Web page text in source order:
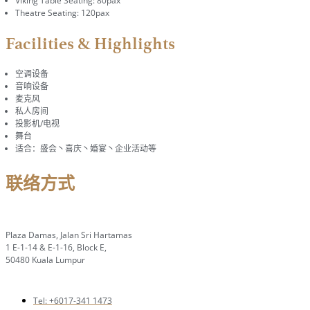
Theatre Seating: 120pax
Facilities & Highlights
空调设备
音响设备
麦克风
私人房间
投影机/电视
舞台
适合：盛会丶喜庆丶婚宴丶企业活动等
联络方式
Plaza Damas, Jalan Sri Hartamas
1 E-1-14 & E-1-16, Block E,
50480 Kuala Lumpur
Tel: +6017-341 1473